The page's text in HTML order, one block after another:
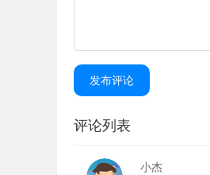
发布评论
评论列表
小杰